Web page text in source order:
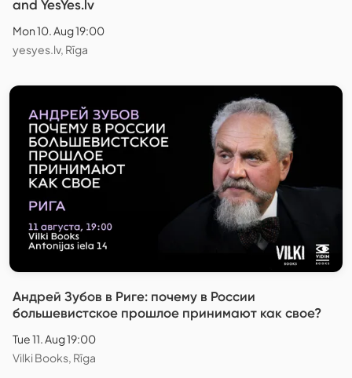
and YesYes.lv
Mon 10. Aug 19:00
yesyes.lv, Rīga
Андрей Зубов в Риге: почему в России
большевистское прошлое принимают как свое?
Tue 11. Aug 19:00
Vilki Books, Rīga